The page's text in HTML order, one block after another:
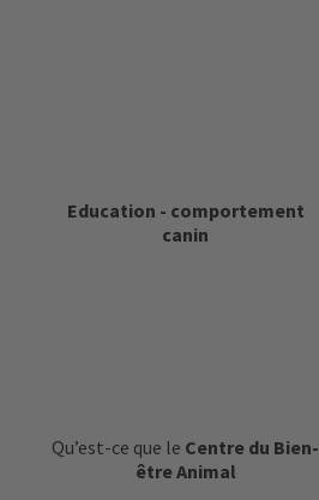
Education - comportement
canin
Qu’est-ce que le Centre du Bien-
être Animal